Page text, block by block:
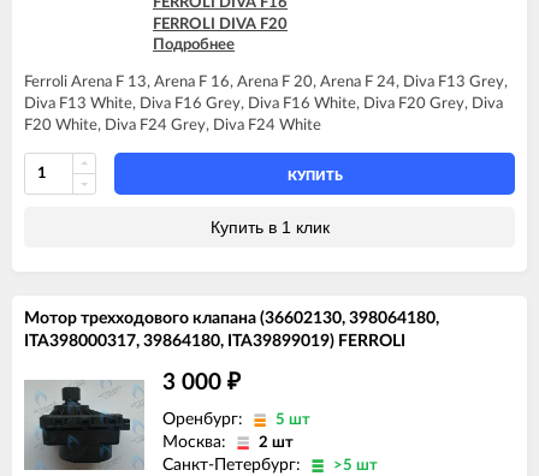
FERROLI DOMINA F13 N
FERROLI DOMINA F16 N
FERROLI DOMINA F24 N
FERROLI DOMINA F32 N
FERROLI DOMIproject C24
FERROLI DOMIproject C32
FERROLI DOMIproject F24 D
FERROLI DOMItech C24 D
FERROLI DOMItech C32
FERROLI DOMItech F24
FERROLI DOMItech F32
FERROLI DOMItech F32 D
FERROLI DIVA F20
FERROLI DIVA F24
Подробнее
Ferroli Arena F 13, Arena F 16, Arena F 20, Arena F 24, Diva F13 Grey,
Diva F13 White, Diva F16 Grey, Diva F16 White, Diva F20 Grey, Diva
F20 White, Diva F24 Grey, Diva F24 White
КУПИТЬ
Купить в 1 клик
Мотор трехходового клапана (36602130, 398064180,
ITA398000317, 39864180, ITA39899019) FERROLI
3 000 ₽
Оренбург: 5 шт
Москва: 2 шт
Санкт-Петербург: >5 шт